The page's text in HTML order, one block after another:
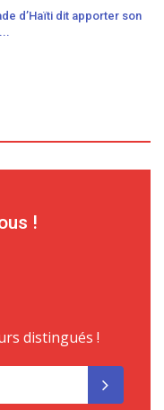
d’Haïti dit apporter son
!
distingués !